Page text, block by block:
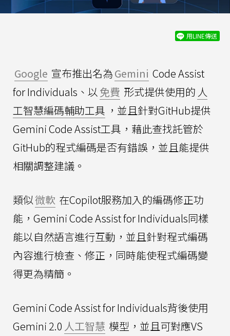
用LINE傳送
Google 宣布推出名為Gemini Code Assist
for Individuals、以 免費 形式提供使用的 人
工智慧編碼輔助工具 ，並且針對GitHub提供
Gemini Code Assist工具，藉此查找託管於
GitHub的程式編碼是否有錯誤，並且能提供
相關調整建議。
類似微軟 在Copilot服務加入的編碼修正功
能，Gemini Code Assist for Individuals同樣
能以自然語言進行互動，並且針對程式編碼
內容進行檢查、修正，同時能使程式編碼變
得更為精簡。
Gemini Code Assist for Individuals背後使用
Gemini 2.0 人工智慧 模型，並且可對應VS